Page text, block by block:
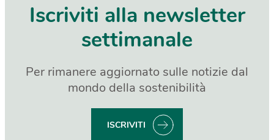
Iscriviti alla newsletter
settimanale
Per rimanere aggiornato sulle notizie dal
mondo della sostenibilità
ISCRIVITI